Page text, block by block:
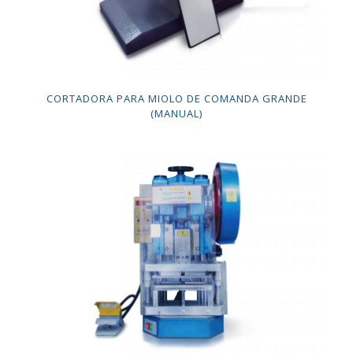
CORTADORA PARA MIOLO DE COMANDA GRANDE
(MANUAL)